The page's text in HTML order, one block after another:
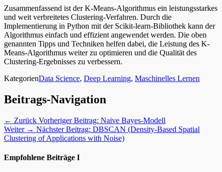
Zusammenfassend ist der K-Means-Algorithmus ein leistungsstarkes
und weit verbreitetes Clustering-Verfahren. Durch die
Implementierung in Python mit der Scikit-learn-Bibliothek kann der
Algorithmus einfach und effizient angewendet werden. Die oben
genannten Tipps und Techniken helfen dabei, die Leistung des K-
Means-Algorithmus weiter zu optimieren und die Qualität des
Clustering-Ergebnisses zu verbessern.
KategorienData Science, Deep Learning, Maschinelles Lernen
Beitrags-Navigation
← Zurück Vorheriger Beitrag: Naive Bayes-Modell
Weiter → Nächster Beitrag: DBSCAN (Density-Based Spatial
Clustering of Applications with Noise)
Empfohlene Beiträge I